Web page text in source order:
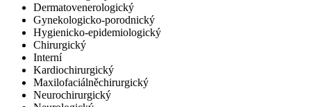
Dermatovenerologický
Gynekologicko-porodnický
Hygienicko-epidemiologický
Chirurgický
Interní
Kardiochirurgický
Maxilofaciálněchirurgický
Neurochirurgický